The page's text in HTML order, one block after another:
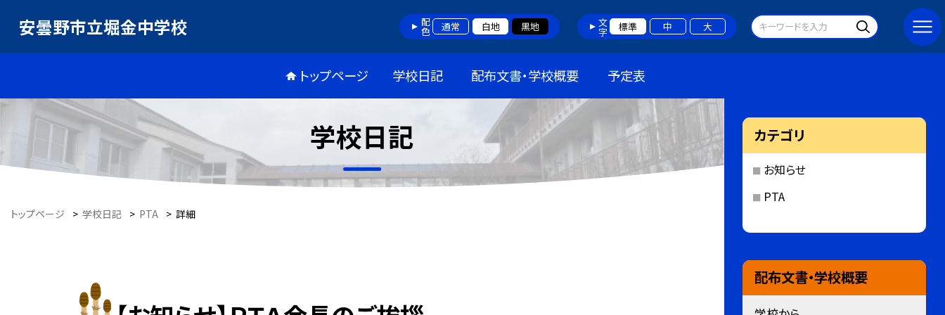
安曇野市立堀金中学校 配色 通常 白地 黒地 文字 標準 中 大
トップページ 学校日記 配布文書・学校概要 予定表
学校日記
トップページ > 学校日記 > PTA > 詳細
カテゴリ
お知らせ
PTA
配布文書・学校概要